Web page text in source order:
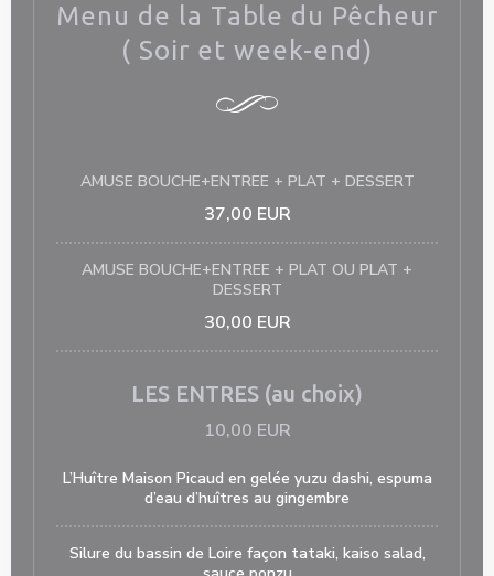
Menu de la Table du Pêcheur
( Soir et week-end)
AMUSE BOUCHE+ENTREE + PLAT + DESSERT
37,00 EUR
AMUSE BOUCHE+ENTREE + PLAT OU PLAT +
DESSERT
30,00 EUR
LES ENTRES (au choix)
10,00 EUR
L’Huître Maison Picaud en gelée yuzu dashi, espuma
d’eau d’huîtres au gingembre
Silure du bassin de Loire façon tataki, kaiso salad,